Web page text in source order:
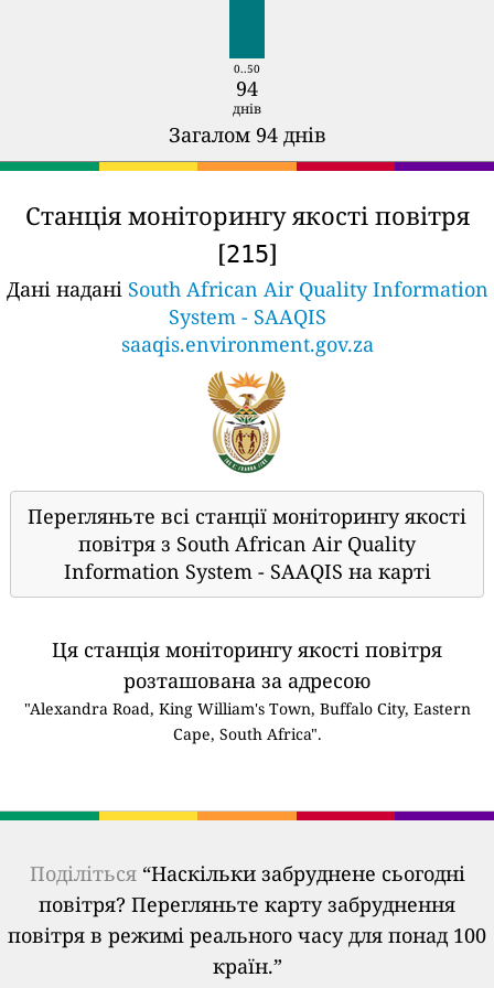
0..50
94
днів
Загалом 94 днів
Станція моніторингу якості повітря
[215]
Дані надані South African Air Quality Information
System - SAAQIS
saaqis.environment.gov.za
Перегляньте всі станції моніторингу якості
повітря з South African Air Quality
Information System - SAAQIS на карті
Ця станція моніторингу якості повітря
розташована за адресою
"Alexandra Road, King William's Town, Buffalo City, Eastern
Cape, South Africa".
Поділіться“Наскільки забруднене сьогодні
повітря? Перегляньте карту забруднення
повітря в режимі реального часу для понад 100
країн.”